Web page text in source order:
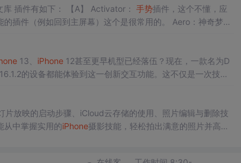
死机怎么办？ 解决：开机键+home键 重启 以下内容转载于百度文库 插件有如下： 【A】 Activator： 手势插件，这个不懂，应
插件（例如回到主屏幕）这个是很常用的。 Aero：神奇梦幻
13、 iPhone12甚至更早机型已经落伍？现在，一款名为D
的设备都能体验到这一创新交互功能。这不仅是一次技术
片放映的启动步骤、iCloud云存储的使用、照片编辑与删除技
从中掌握实用的iPhone摄影技能，轻松拍出满意的照片并高效